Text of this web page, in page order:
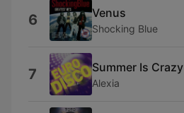
6 Venus
Shocking Blue
7 Summer Is Crazy
Alexia